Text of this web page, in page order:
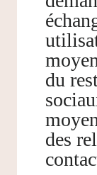
du
des